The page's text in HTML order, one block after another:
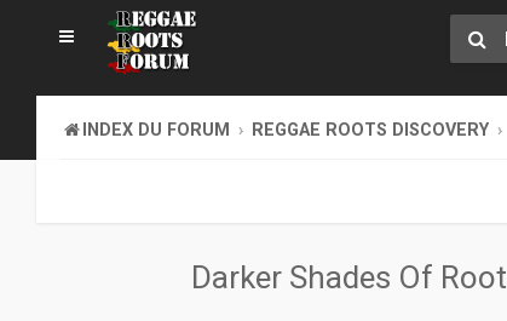
INDEX DU FORUM REGGAE ROOTS DISCOVERY
Darker Shades Of